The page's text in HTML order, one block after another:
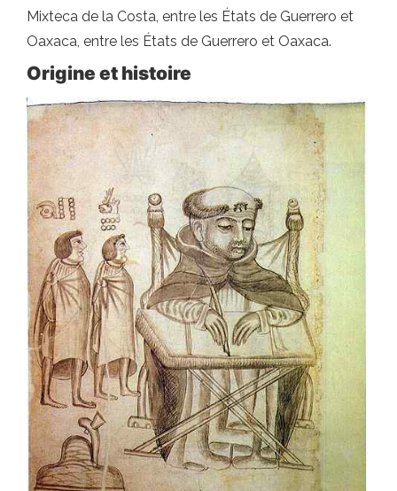
Mixteca de la Costa, entre les États de Guerrero et
Oaxaca, entre les États de Guerrero et Oaxaca.
Origine et histoire